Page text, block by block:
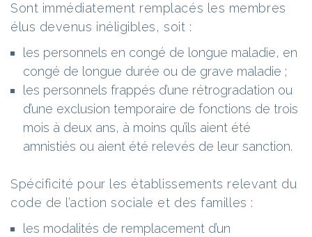
Sont immédiatement remplacés les membres
élus devenus inéligibles, soit :
les personnels en congé de longue maladie, en
congé de longue durée ou de grave maladie ;
les personnels frappés d’une rétrogradation ou
d’une exclusion temporaire de fonctions de trois
mois à deux ans, à moins qu’ils aient été
amnistiés ou aient été relevés de leur sanction.
Spécificité pour les établissements relevant du
code de l’action sociale et des familles :
les modalités de remplacement d’un